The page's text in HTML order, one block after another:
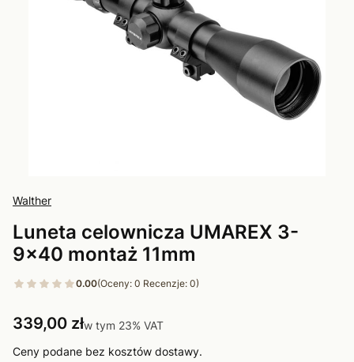
Walther
Luneta celownicza UMAREX 3-
9x40 montaż 11mm
0.00(Oceny: 0 Recenzje: 0)
Cena
339,00 złw tym 23% VAT
w tym 23% VAT
Ceny podane bez kosztów dostawy.